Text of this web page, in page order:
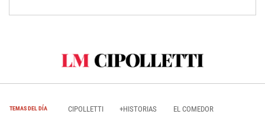
TEMAS DEL DÍA CIPOLLETTI +HISTORIAS EL COMEDOR